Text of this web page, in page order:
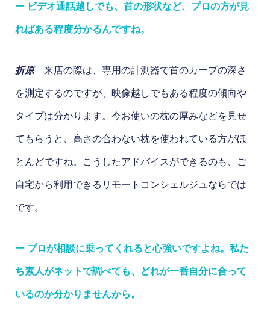
ー ビデオ通話越しでも、首の形状など、プロの方が見
ればある程度分かるんですね。
折原 来店の際は、専用の計測器で首のカーブの深さ
を測定するのですが、映像越しでもある程度の傾向や
タイプは分かります。今お使いの枕の厚みなどを見せ
てもらうと、高さの合わない枕を使われている方がほ
とんどですね。こうしたアドバイスができるのも、ご
自宅から利用できるリモートコンシェルジュならでは
です。
ー プロが相談に乗ってくれると心強いですよね。私た
ち素人がネットで調べても、どれが一番自分に合って
いるのか分かりませんから。